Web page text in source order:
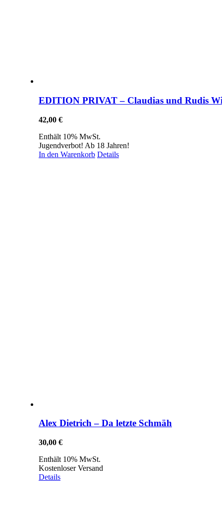
EDITION PRIVAT – Claudias und Rudis
42,00 €
Enthält 10% MwSt.
Jugendverbot! Ab 18 Jahren!
In den Warenkorb Details
Alex Dietrich – Da letzte Schmäh
30,00 €
Enthält 10% MwSt.
Kostenloser Versand
Details